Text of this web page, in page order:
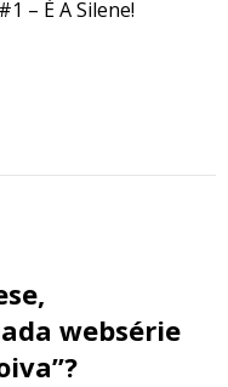
– É A Silene!
websérie